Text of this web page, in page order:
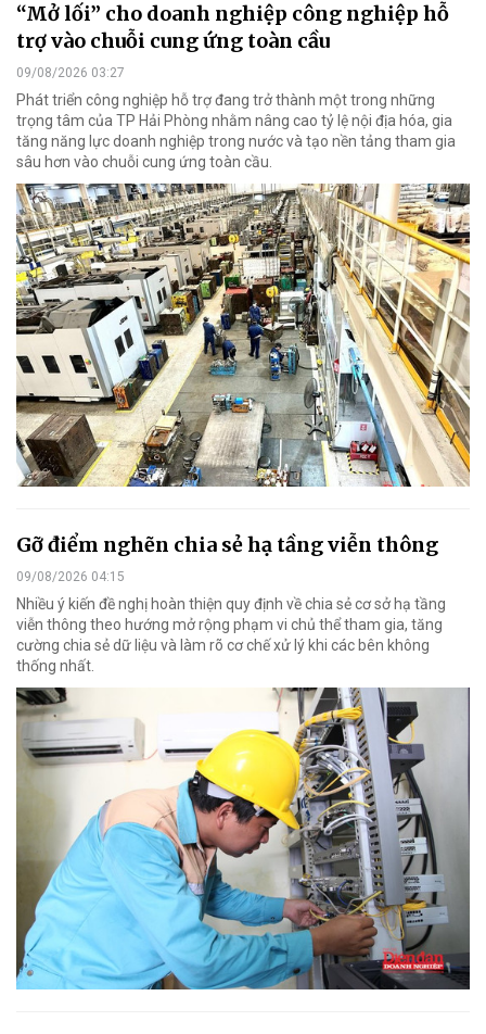
“Mở lối” cho doanh nghiệp công nghiệp hỗ
trợ vào chuỗi cung ứng toàn cầu
09/08/2026 03:27
Phát triển công nghiệp hỗ trợ đang trở thành một trong những
trọng tâm của TP Hải Phòng nhằm nâng cao tỷ lệ nội địa hóa, gia
tăng năng lực doanh nghiệp trong nước và tạo nền tảng tham gia
sâu hơn vào chuỗi cung ứng toàn cầu.
Gỡ điểm nghẽn chia sẻ hạ tầng viễn thông
09/08/2026 04:15
Nhiều ý kiến đề nghị hoàn thiện quy định về chia sẻ cơ sở hạ tầng
viễn thông theo hướng mở rộng phạm vi chủ thể tham gia, tăng
cường chia sẻ dữ liệu và làm rõ cơ chế xử lý khi các bên không
thống nhất.